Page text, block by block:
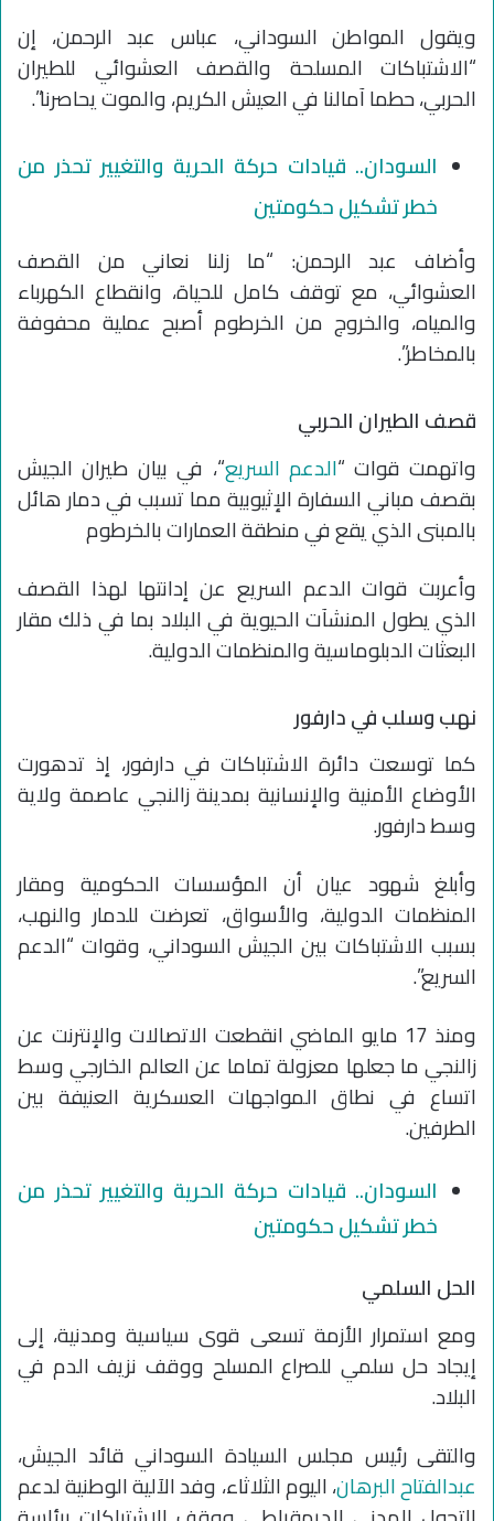
ويقول المواطن السوداني، عباس عبد الرحمن، إن
“الاشتباكات المسلحة والقصف العشوائي للطيران
الحربي، حطما آمالنا في العيش الكريم، والموت يحاصرنا”.
السودان.. قيادات حركة الحرية والتغيير تحذر من
خطر تشكيل حكومتين
وأضاف عبد الرحمن: “ما زلنا نعاني من القصف
العشوائي، مع توقف كامل للحياة، وانقطاع الكهرباء
والمياه، والخروج من الخرطوم أصبح عملية محفوفة
بالمخاطر”.
قصف الطيران الحربي
واتهمت قوات “الدعم السريع“، في بيان طيران الجيش
بقصف مباني السفارة الإثيوبية مما تسبب في دمار هائل
بالمبنى الذي يقع في منطقة العمارات بالخرطوم
وأعربت قوات الدعم السريع عن إدانتها لهذا القصف
الذي يطول المنشآت الحيوية في البلاد بما في ذلك مقار
البعثات الدبلوماسية والمنظمات الدولية.
نهب وسلب في دارفور
كما توسعت دائرة الاشتباكات في دارفور، إذ تدهورت
الأوضاع الأمنية والإنسانية بمدينة زالنجي عاصمة ولاية
وسط دارفور.
وأبلغ شهود عيان أن المؤسسات الحكومية ومقار
المنظمات الدولية، والأسواق، تعرضت للدمار والنهب،
بسبب الاشتباكات بين الجيش السوداني، وقوات “الدعم
السريع”.
ومنذ 17 مايو الماضي انقطعت الاتصالات والإنترنت عن
زالنجي ما جعلها معزولة تماما عن العالم الخارجي وسط
اتساع في نطاق المواجهات العسكرية العنيفة بين
الطرفين.
السودان.. قيادات حركة الحرية والتغيير تحذر من
خطر تشكيل حكومتين
الحل السلمي
ومع استمرار الأزمة تسعى قوى سياسية ومدنية، إلى
إيجاد حل سلمي للصراع المسلح ووقف نزيف الدم في
البلاد.
والتقى رئيس مجلس السيادة السوداني قائد الجيش،
عبدالفتاح البرهان، اليوم الثلاثاء، وفد الآلية الوطنية لدعم